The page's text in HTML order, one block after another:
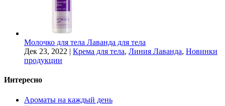
Молочко для тела Лаванда для тела
Дек 23, 2022 | Крема для тела, Линия Лаванда, Новинки
продукции
Интересно
Ароматы на каждый день